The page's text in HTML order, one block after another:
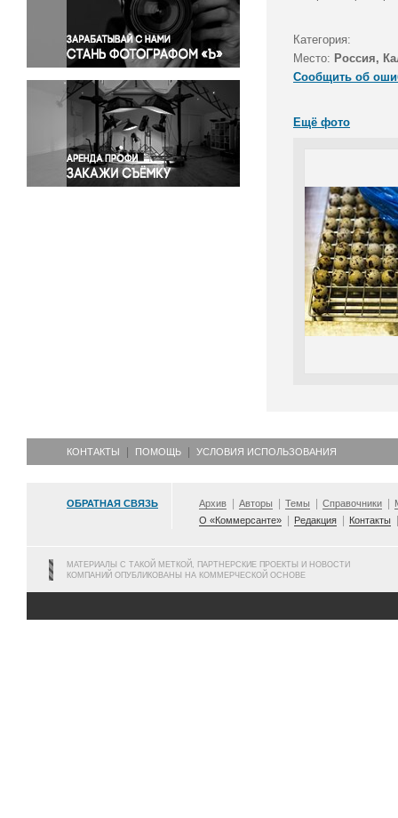
Правосудие
Происшествия и конфликты
Религия
Светская жизнь
Спорт
Экология
Экономика и бизнес
Категория:
Место: Россия,
Сообщить об
Ещё фото
КОНТАКТЫ ПОМОЩЬ УСЛОВИЯ ИСПОЛЬЗОВАНИЯ
ОБРАТНАЯ СВЯЗЬ Архив Авторы Темы Справочники
О «Коммерсанте»
Редакция Контакты
МАТЕРИАЛЫ С ТАКОЙ МЕТКОЙ, ПАРТНЕРСКИЕ ПРОЕКТЫ И НОВОСТИ
КОМПАНИЙ ОПУБЛИКОВАНЫ НА КОММЕРЧЕСКОЙ ОСНОВЕ